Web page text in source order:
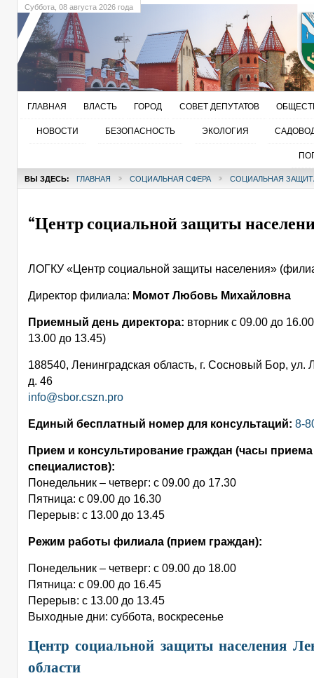
Суббота, 08 августа 2026 года
ГЛАВНАЯ ВЛАСТЬ ГОРОД СОВЕТ ДЕПУТАТОВ
НОВОСТИ БЕЗОПАСНОСТЬ ЭКОЛОГИЯ
ВЫ ЗДЕСЬ: ГЛАВНАЯ СОЦИАЛЬНАЯ СФЕРА СОЦИАЛЬНАЯ
“Центр социальной защиты
ЛОГКУ «Центр социальной защиты населения»
Директор филиала: Момот Любовь Михайловна
Приемный день директора: вторник с 09.00 до
13.00 до 13.45)
188540, Ленинградская область, г. Сосновый Бор, ул.
д. 46
info@sbor.cszn.pro
Единый бесплатный номер для консультаций: 8-
Прием и консультирование граждан (часы приема
специалистов):
Понедельник – четверг: с 09.00 до 17.30
Пятница: с 09.00 до 16.30
Перерыв: с 13.00 до 13.45
Режим работы филиала (прием граждан):
Понедельник – четверг: с 09.00 до 18.00
Пятница: с 09.00 до 16.45
Перерыв: с 13.00 до 13.45
Выходные дни: суббота, воскресенье
Центр социальной защиты населения
области